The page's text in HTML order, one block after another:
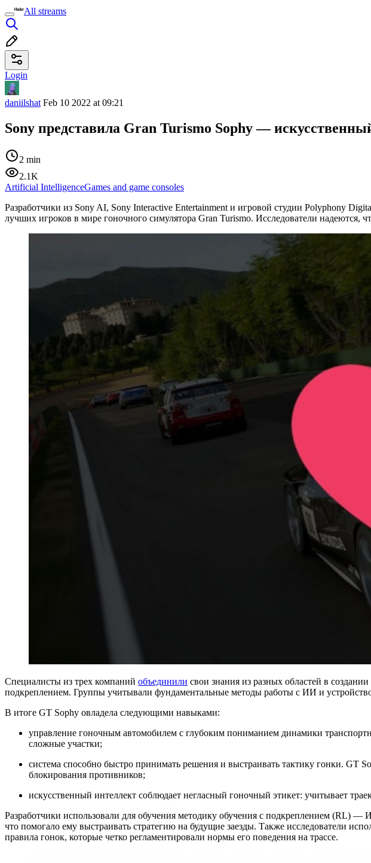
All streams
Login
daniilshat Feb 10 2022 at 09:21
Sony представила Gran Turismo Sophy —
2 min
2.1K
Artificial IntelligenceGames and game consoles
Разработчики из Sony AI, Sony Interactive Entertainment и игровой студии Polyphony
лучших игроков в мире гоночного симулятора Gran Turismo. Исследователи надеются,
Специалисты из трех компаний объединили свои знания из разных областей в
подкреплением. Группы учитывали фундаментальные методы работы с ИИ и
В итоге GT Sophy овладела следующими навыками:
управление гоночным автомобилем с глубоким пониманием динамики
сложные участки;
система способно быстро принимать решения и выстраивать тактику гонки. GT
блокирования противников;
искусственный интеллект соблюдает негласный гоночный этикет: учитывает
Разработчики использовали для обучения методику обучения с подкреплением (RL)
что помогало ему выстраивать стратегию на будущие заезды. Также исследователи
правила гонок, которые четко регламентировали нормы его поведения на трассе.